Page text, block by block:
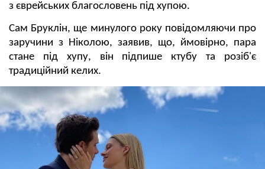
з єврейських благословень під хупою.
Сам Бруклін, ще минулого року повідомляючи про
заручини з Ніколою, заявив, що, ймовірно, пара
стане під хупу, він підпише ктубу та розіб'є
традиційний келих.